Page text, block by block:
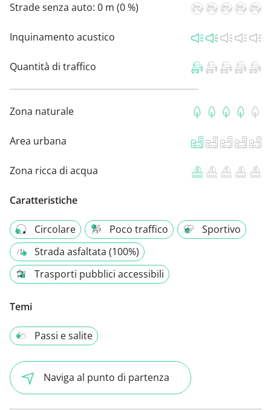
Strade senza auto: 0 m (0 %)
Inquinamento acustico
Quantità di traffico
Zona naturale
Area urbana
Zona ricca di acqua
Caratteristiche
Circolare Poco traffico
Sportivo
Strada asfaltata (100%)
Trasporti pubblici accessibili
Temi
Passi e salite
Naviga al punto di partenza